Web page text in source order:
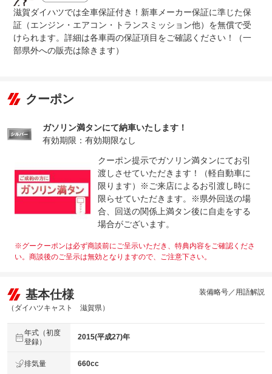
滋賀ダイハツでは全車保証付き！新車メーカー保証に準じた保
証（エンジン・エアコン・トランスミッション他）を無償で受
けられます。詳細は各車両の保証項目をご確認ください！（一
部県外への販売は除きます）
クーポン
ガソリン満タンにて納車いたします！
有効期限：有効期限なし
クーポン提示でガソリン満タンにてお引
渡しさせていただきます！（軽自動車に
限ります）※ご来店によるお引渡し時に
限らせていただきます。※県外回送の場
合、回送の関係上満タン後に自走をする
場合がございます。
※グークーポンは必ず商談前にご呈示いただき、特典内容をご確認くださ
い。商談後のご呈示は無効となりますので、ご注意下さい。
基本仕様
（ダイハツキャスト 滋賀県）
装備略号／用語解説
年式（初度
登録）
2015(平成27)年
排気量 660cc